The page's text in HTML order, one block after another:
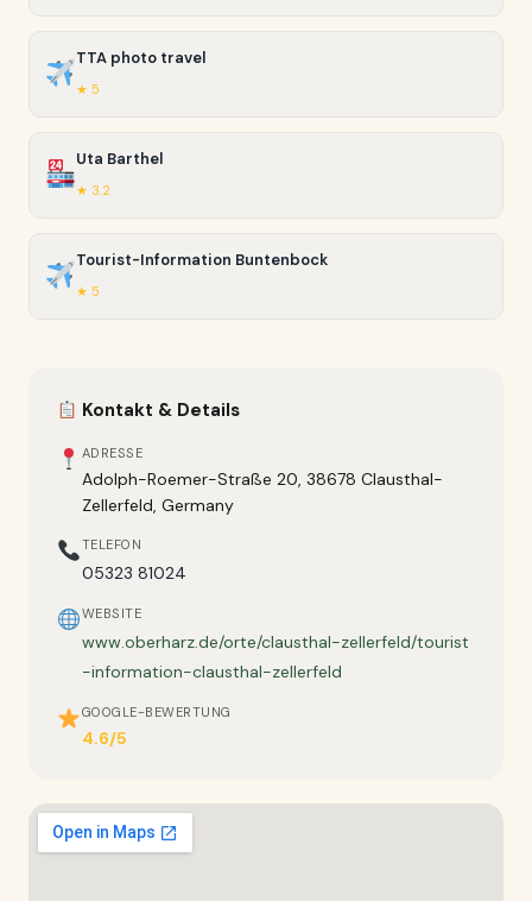
TTA photo travel
★ 5
Uta Barthel
★ 3.2
Tourist-Information Buntenbock
★ 5
Kontakt & Details
ADRESSE
Adolph-Roemer-Straße 20, 38678 Clausthal-
Zellerfeld, Germany
TELEFON
05323 81024
WEBSITE
www.oberharz.de/orte/clausthal-zellerfeld/tourist
-information-clausthal-zellerfeld
GOOGLE-BEWERTUNG
4.6/5